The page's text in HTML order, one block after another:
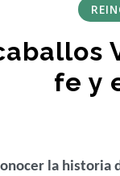
fe y
la historia